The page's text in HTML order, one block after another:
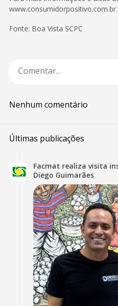
www.consumidorpositivo.com.br.
Fonte: Boa Vista SCPC
Nenhum comentário
Últimas publicações
Facmat realiza visita
Diego Guimarães